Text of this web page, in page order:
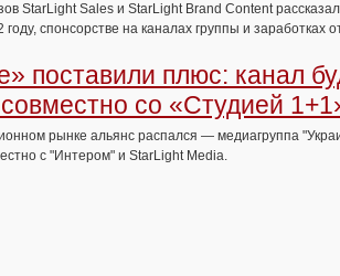
StarLight Sales и StarLight Brand Content
спонсорстве на каналах группы и заработках
поставили плюс: канал
со «Студией
рынке альянс распался — медиагруппа
с "Интером" и StarLight Media.